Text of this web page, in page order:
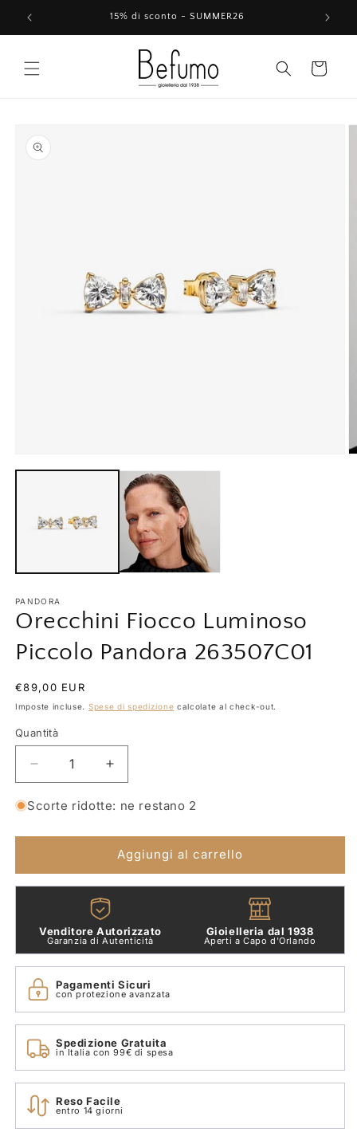
direttamente
ai contenuti
15% di sconto - SUMMER26
Carrello
informazioni
sul prodotto
contenuti
finestra
modale
PANDORA
Orecchini Fiocco Luminoso
Piccolo Pandora 263507C01
Prezzo
di
€89,00 EUR
Imposte incluse. Spese di spedizione calcolate al check-out.
Quantità
Quantità
Diminuisci
quantità
per
Fiocco
Piccolo
Pandora
263507C01
Aumenta
quantità
per
Fiocco
Luminoso
Piccolo
Pandora
263507C01
Scorte ridotte: ne restano 2
Aggiungi al carrello
Venditore Autorizzato
Garanzia di Autenticità
Gioielleria dal 1938
Aperti a Capo d'Orlando
Pagamenti Sicuri
con protezione avanzata
Spedizione Gratuita
in Italia con 99€ di spesa
Reso Facile
entro 14 giorni